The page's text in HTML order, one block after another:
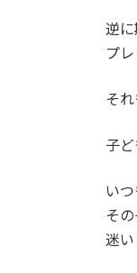
逆
プ
そ
子
い
そ
迷